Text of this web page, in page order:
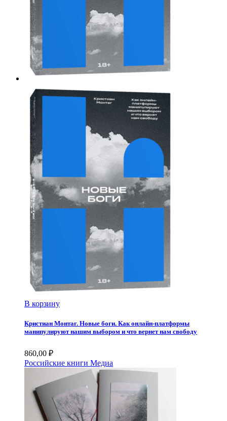
В корзину
Кристиан Монтаг. Новые боги. Как онлайн-платформы
манипулируют нашим выбором и что вернет нам свободу
860,00 ₽
Российские книги Медиа